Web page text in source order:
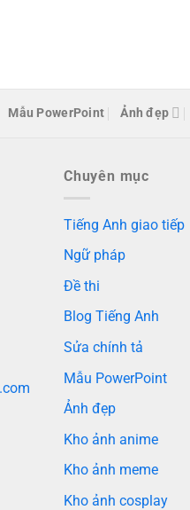
Mẫu PowerPoint Ảnh đẹp
Chuyên mục
Tiếng Anh giao tiếp
Ngữ pháp
Đề thi
Blog Tiếng Anh
Sửa chính tả
Mẫu PowerPoint
Ảnh đẹp
Kho ảnh anime
Kho ảnh meme
Kho ảnh cosplay